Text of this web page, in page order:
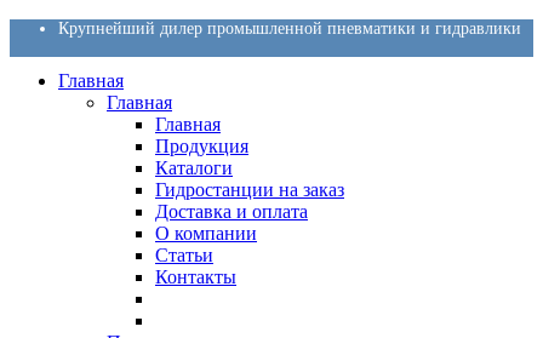
Крупнейший дилер промышленной пневматики и гидравлики
Главная
Главная
Главная
Продукция
Каталоги
Гидростанции на заказ
Доставка и оплата
О компании
Статьи
Контакты